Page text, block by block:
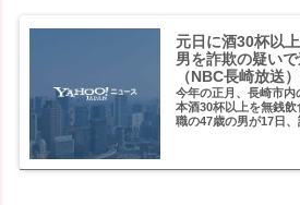
元日に酒30杯以
男を詐欺の疑い
（NBC長崎放送
今年の正月、長崎市内
本酒30杯以上を無銭
職の47歳の男が17日